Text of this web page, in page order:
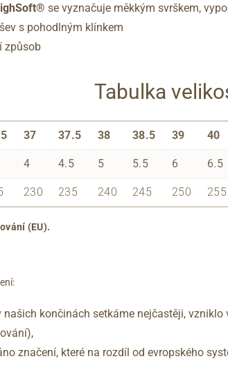
se vyznačuje měkkým svrškem,
s pohodlným klínkem
způsob
Tabulka
37 37.5 38 38.5 39 40
4 4.5 5 5.5 6 6.5
230 235 240 245 250 255
(EU).
končinách setkáme nejčastěji,
značení, které na rozdíl od evropského